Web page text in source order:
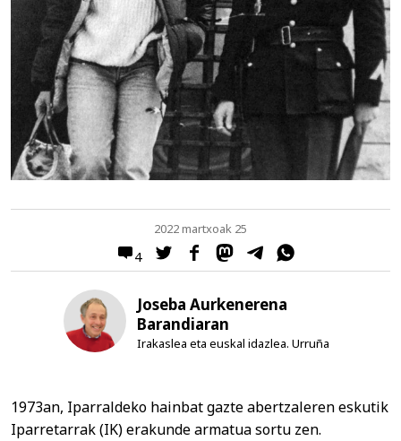
4
2022 martxoak 25
Joseba Aurkenerena
Barandiaran
Irakaslea eta euskal idazlea. Urruña
1973an, Iparraldeko hainbat gazte abertzaleren eskutik
Iparretarrak (IK) erakunde armatua sortu zen.